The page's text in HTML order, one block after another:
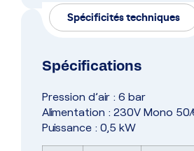
Spécificités techniques
Spécifications
Pression d’air : 6 bar
Alimentation : 230V Mono 50/
Puissance : 0,5 kW